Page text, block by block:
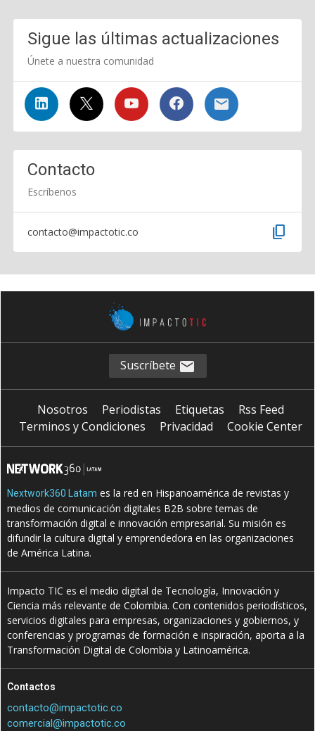
Sigue las últimas actualizaciones
Únete a nuestra comunidad
Contacto
Escríbenos
contacto@impactotic.co content_copy
Suscríbete
Nosotros Periodistas Etiquetas
Rss Feed
Terminos y Condiciones
Privacidad Cookie Center
Nextwork360 Latam es la red en Hispanoamérica de revistas y
medios de comunicación digitales B2B sobre temas de
transformación digital e innovación empresarial. Su misión es
difundir la cultura digital y emprendedora en las organizaciones
de América Latina.
Impacto TIC es el medio digital de Tecnología, Innovación y
Ciencia más relevante de Colombia. Con contenidos periodísticos,
servicios digitales para empresas, organizaciones y gobiernos, y
conferencias y programas de formación e inspiración, aporta a la
Transformación Digital de Colombia y Latinoamérica.
Contactos
contacto@impactotic.co
comercial@impactotic.co